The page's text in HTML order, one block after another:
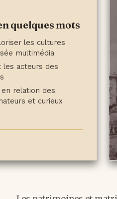
quelques mots
les cultures
multimédia
les acteurs des
relation des
et curieux